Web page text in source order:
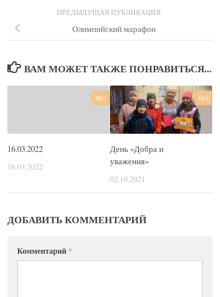
ПРЕДЫДУЩАЯ ПУБЛИКАЦИЯ
Олимпийский марафон
ВАМ МОЖЕТ ТАКЖЕ ПОНРАВИТЬСЯ...
0
16.03.2022
16.03.2022
0
День «Добра и
уважения»
02.10.2021
ДОБАВИТЬ КОММЕНТАРИЙ
Комментарий *